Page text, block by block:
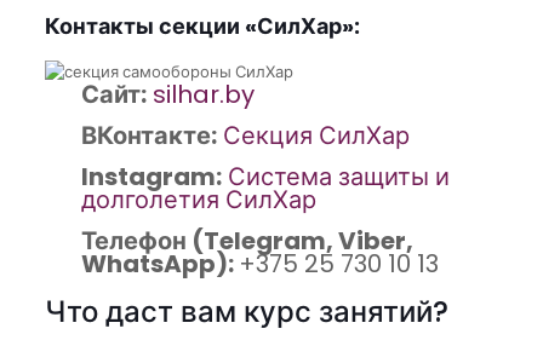
Контакты секции «СилХар»:
Сайт: silhar.by
ВКонтакте: Секция СилХар
Instagram: Система защиты и
долголетия СилХар
Телефон (Telegram, Viber,
WhatsApp): +375 25 730 10 13
Что даст вам курс занятий?